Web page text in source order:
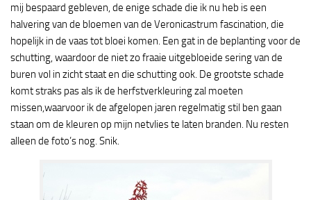
mij bespaard gebleven, de enige schade die ik nu heb is een
halvering van de bloemen van de Veronicastrum fascination, die
hopelijk in de vaas tot bloei komen. Een gat in de beplanting voor de
schutting, waardoor de niet zo fraaie uitgebloeide sering van de
buren vol in zicht staat en die schutting ook. De grootste schade
komt straks pas als ik de herfstverkleuring zal moeten
missen,waarvoor ik de afgelopen jaren regelmatig stil ben gaan
staan om de kleuren op mijn netvlies te laten branden. Nu resten
alleen de foto’s nog. Snik.